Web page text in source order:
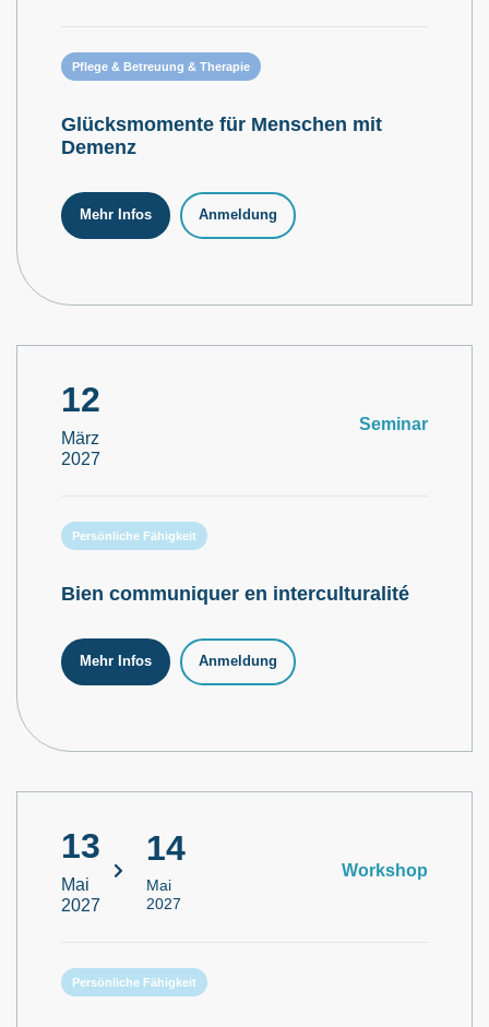
Pflege & Betreuung & Therapie
Glücksmomente für Menschen mit
Demenz
Mehr Infos Anmeldung
12
März
2027
Seminar
Persönliche Fähigkeit
Bien communiquer en interculturalité
Mehr Infos Anmeldung
13
Mai
2027
14
Mai
2027
Workshop
Persönliche Fähigkeit